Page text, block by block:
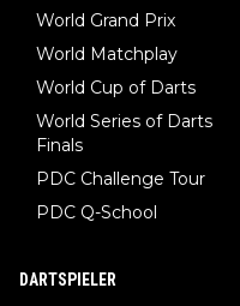
World Grand Prix
World Matchplay
World Cup of Darts
World Series of Darts
Finals
PDC Challenge Tour
PDC Q-School
DARTSPIELER